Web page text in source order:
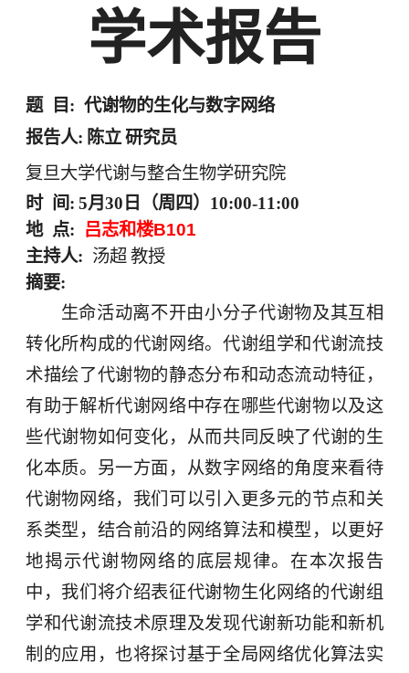
学术报告
题 目 : 代谢物的生化与数字网络
报告人: 陈立研究员
复旦大学代谢与整合生物学研究院
时 间: 5月30 日（周四） 10:00-11:00
地 点: 吕志和楼B101
主持人: 汤超教授
摘要:
生命活动离不开由小分子代谢物及其互相
转化所构成的代谢网络。代谢组学和代谢流技
术描绘了代谢物的静态分布和动态流动特征，
有助于解析代谢网络中存在哪些代谢物以及这
些代谢物如何变化，从而共同反映了代谢的生
化本质。另一方面，从数字网络的角度来看待
代谢物网络，我们可以引入更多元的节点和关
系类型，结合前沿的网络算法和模型，以更好
地揭示代谢物网络的底层规律。在本次报告
中，我们将介绍表征代谢物生化网络的代谢组
学和代谢流技术原理及发现代谢新功能和新机
制的应用，也将探讨基于全局网络优化算法实